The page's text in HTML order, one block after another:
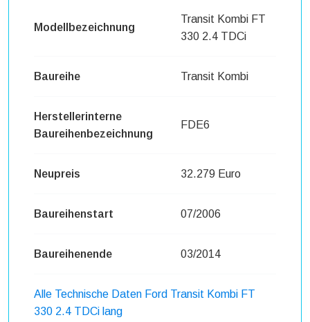
Modellbezeichnung
Transit Kombi FT
330 2.4 TDCi
Baureihe Transit Kombi
Herstellerinterne
Baureihenbezeichnung
FDE6
Neupreis 32.279 Euro
Baureihenstart 07/2006
Baureihenende 03/2014
Alle Technische Daten Ford Transit Kombi FT
330 2.4 TDCi lang